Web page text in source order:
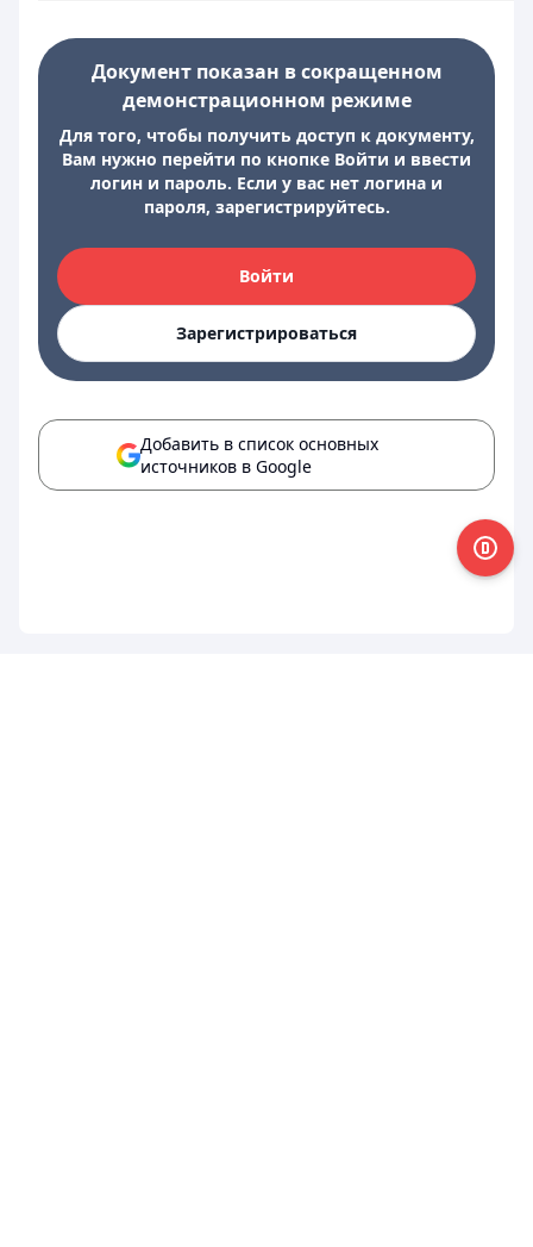
Документ показан в сокращенном
демонстрационном режиме
Для того, чтобы получить доступ к документу,
Вам нужно перейти по кнопке Войти и ввести
логин и пароль. Если у вас нет логина и
пароля, зарегистрируйтесь.
Войти
Зарегистрироваться
Добавить в список основных
источников в Google